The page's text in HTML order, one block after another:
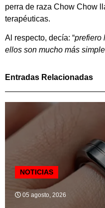
perra de raza Chow Chow
terapéuticas.
Al respecto, decía: “prefiero
ellos son mucho más
Entradas Relacionadas
NOTICIAS
05 agosto, 2026